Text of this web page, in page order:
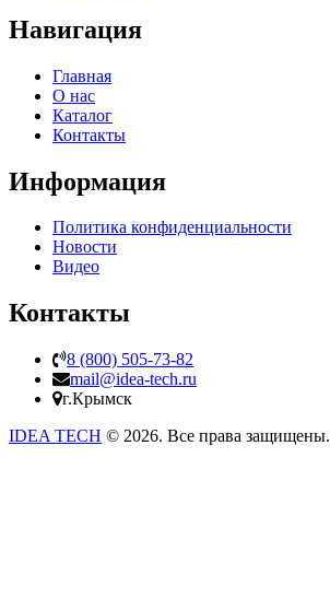
Навигация
Главная
О нас
Каталог
Контакты
Информация
Политика конфиденциальности
Новости
Видео
Контакты
8 (800) 505-73-82
mail@idea-tech.ru
г.Крымск
IDEA TECH © 2026. Все права защищены.